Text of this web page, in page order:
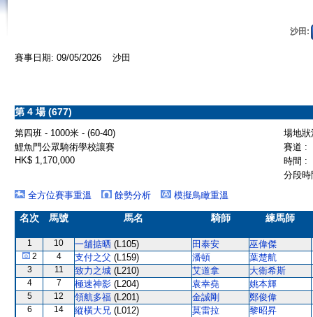
沙田:
賽事日期: 09/05/2026 沙田
第 4 場 (677)
第四班 - 1000米 - (60-40)
場地
鯉魚門公眾騎術學校讓賽
賽道 :
HK$ 1,170,000
時間 :
分段
全方位賽事重溫
餘勢分析 模擬鳥瞰重溫
名次 馬號 馬名 騎師 練馬師
1 10 一舖掂晒 (L105) 田泰安 巫偉傑
2 4 支付之父 (L159) 潘頓 葉楚航
3 11 致力之城 (L210) 艾道拿 大衛希斯
4 7 極速神影 (L204) 袁幸堯 姚本輝
5 12 領航多福 (L201) 金誠剛 鄭俊偉
6 14 縱橫大兄 (L012) 莫雷拉 黎昭昇